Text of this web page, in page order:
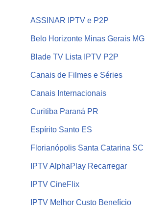
ASSINAR IPTV e P2P
Belo Horizonte Minas Gerais MG
Blade TV Lista IPTV P2P
Canais de Filmes e Séries
Canais Internacionais
Curitiba Paraná PR
Espírito Santo ES
Florianópolis Santa Catarina SC
IPTV AlphaPlay Recarregar
IPTV CineFlix
IPTV Melhor Custo Benefício